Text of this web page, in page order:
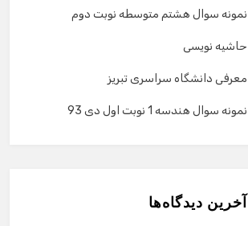
نمونه سوال هشتم متوسطه نوبت دوم
حاشیه نویسی
معرفی دانشگاه سراسری تبریز
نمونه سوال هندسه 1 نوبت اول دی 93
آخرین دیدگاه‌ها